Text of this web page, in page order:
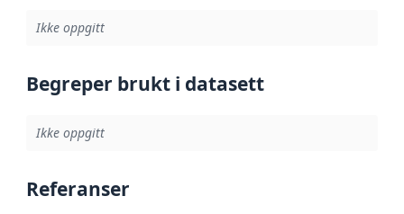
Ikke oppgitt
Begreper brukt i datasett
Ikke oppgitt
Referanser